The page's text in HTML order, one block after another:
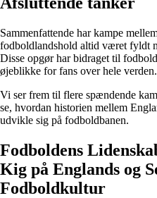
Sammenfattende har kampe
fodboldlandshold altid været fyldt
Disse opgør har bidraget til
øjeblikke for fans over hele verden.
Vi ser frem til flere spændende
se, hvordan historien mellem
udvikle sig på fodboldbanen.
Fodboldens
Kig på Englands og
Fodboldkultur